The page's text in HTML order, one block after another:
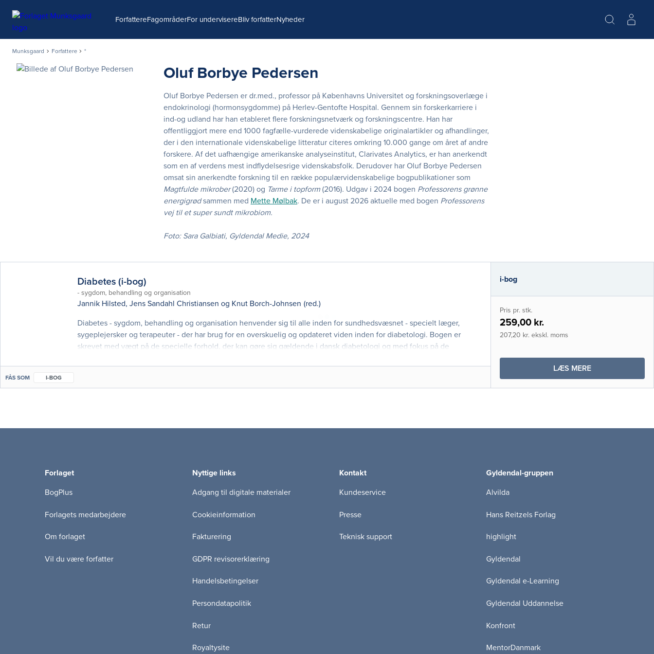
ForfattereFagområderFor undervisereBliv forfatterNyheder
Munksgaard Forfattere *
Oluf Borbye Pedersen
Oluf Borbye Pedersen er dr.med., professor på Københavns Universitet og forskningsoverlæge i
endokrinologi (hormonsygdomme) på Herlev-Gentofte Hospital. Gennem sin forskerkarriere i
ind-og udland har han etableret flere forskningsnetværk og forskningscentre. Han har
offentliggjort mere end 1000 fagfælle-vurderede videnskabelige originalartikler og afhandlinger,
der i den internationale videnskabelige litteratur citeres omkring 10.000 gange om året af andre
forskere. Af det uafhængige amerikanske analyseinstitut, Clarivates Analytics, er han anerkendt
som en af verdens mest indflydelsesrige videnskabsfolk. Derudover har Oluf Borbye Pedersen
omsat sin anerkendte forskning til en række populærvidenskabelige bogpublikationer som
Magtfulde mikrober(2020) og Tarme i topform(2016). Udgav i 2024 bogen Professorens grønne
energigrødsammen med Mette Mølbak. De er i august 2026 aktuelle med bogen Professorens
vej til et super sundt mikrobiom.
Foto: Sara Galbiati, Gyldendal Medie, 2024
Diabetes (i-bog)
- sygdom, behandling og organisation
Jannik Hilsted, Jens Sandahl Christiansen og Knut Borch-Johnsen (red.)
Diabetes - sygdom, behandling og organisation henvender sig til alle inden for sundhedsvæsnet - specielt læger,
sygeplejersker og terapeuter - der har brug for en overskuelig og opdateret viden inden for diabetologi. Bogen er
skrevet med vægt på de specielle forhold, der kan gøre sig gældende i dansk diabetologi og med fokus på de
FÅS SOM I-BOG
i-bog
Pris pr. stk.
259,00 kr.
207,20 kr. ekskl. moms
LÆS MEREOM
DIABETES
(I-
Forlaget
BogPlus
Forlagets medarbejdere
Om forlaget
Vil du være forfatter
Nyttige links
Adgang til digitale materialer
Cookieinformation
Fakturering
GDPR revisorerklæring
Handelsbetingelser
Persondatapolitik
Retur
Royaltysite
Kontakt
Kundeservice
Presse
Teknisk support
Gyldendal-gruppen
Alvilda
Hans Reitzels Forlag
highlight
Gyldendal
Gyldendal e-Learning
Gyldendal Uddannelse
Konfront
MentorDanmark